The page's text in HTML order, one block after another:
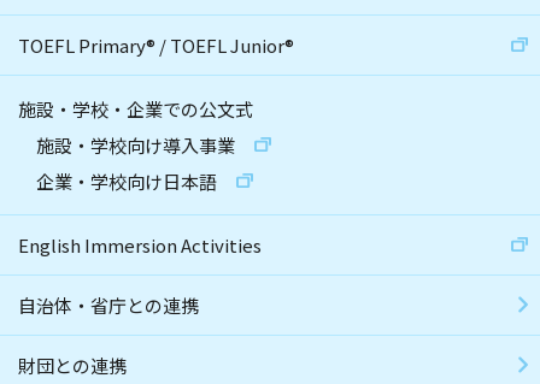
TOEFL Primary® /TOEFL Junior®
施設・学校・企業での公文式
施設・学校向け導入事業
企業・学校向け日本語
English Immersion Activities
自治体・省庁との連携
財団との連携